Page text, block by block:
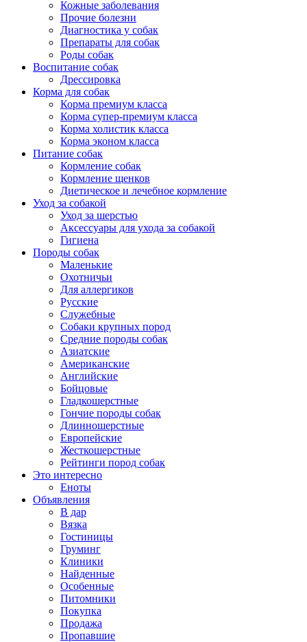
Кожные заболевания
Прочие болезни
Диагностика у собак
Препараты для собак
Роды собак
Воспитание собак
Дрессировка
Корма для собак
Корма премиум класса
Корма супер-премиум класса
Корма холистик класса
Корма эконом класса
Питание собак
Кормление собак
Кормление щенков
Диетическое и лечебное кормление
Уход за собакой
Уход за шерстью
Аксессуары для ухода за собакой
Гигиена
Породы собак
Маленькие
Охотничьи
Для аллергиков
Русские
Служебные
Собаки крупных пород
Средние породы собак
Азиатские
Американские
Английские
Бойцовые
Гладкошерстные
Гончие породы собак
Длинношерстные
Европейские
Жесткошерстные
Рейтинги пород собак
Это интересно
Еноты
Объявления
В дар
Вязка
Гостиницы
Груминг
Клиники
Найденные
Особенные
Питомники
Покупка
Продажа
Пропавшие